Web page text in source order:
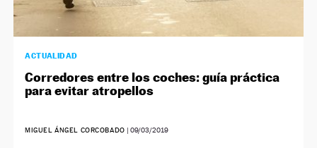
ACTUALIDAD
Corredores entre los coches: guía práctica
para evitar atropellos
MIGUEL ÁNGEL CORCOBADO |09/03/2019